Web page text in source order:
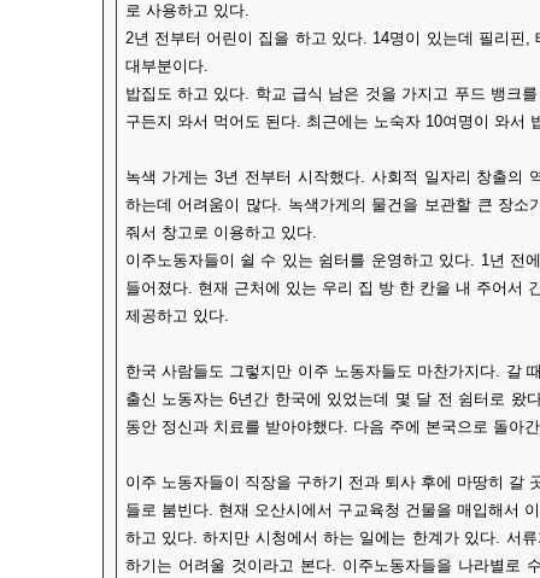
로 사용하고 있다.
2년 전부터 어린이 집을 하고 있다. 14명이 있는데 필리핀
대부분이다.
밥집도 하고 있다. 학교 급식 남은 것을 가지고 푸드 뱅크
구든지 와서 먹어도 된다. 최근에는 노숙자 10여명이 와서
녹색 가게는 3년 전부터 시작했다. 사회적 일자리 창출의
하는데 어려움이 많다. 녹색가게의 물건을 보관할 큰 장
줘서 창고로 이용하고 있다.
이주노동자들이 쉴 수 있는 쉼터를 운영하고 있다. 1년 전
들어졌다. 현재 근처에 있는 우리 집 방 한 칸을 내 주어서
제공하고 있다.
한국 사람들도 그렇지만 이주 노동자들도 마찬가지다. 갈
출신 노동자는 6년간 한국에 있었는데 몇 달 전 쉼터로 왔
동안 정신과 치료를 받아야했다. 다음 주에 본국으로 돌아
이주 노동자들이 직장을 구하기 전과 퇴사 후에 마땅히 갈
들로 붐빈다. 현재 오산시에서 구교육청 건물을 매입해서
하고 있다. 하지만 시청에서 하는 일에는 한계가 있다. 서
하기는 어려울 것이라고 본다. 이주노동자들을 나라별로